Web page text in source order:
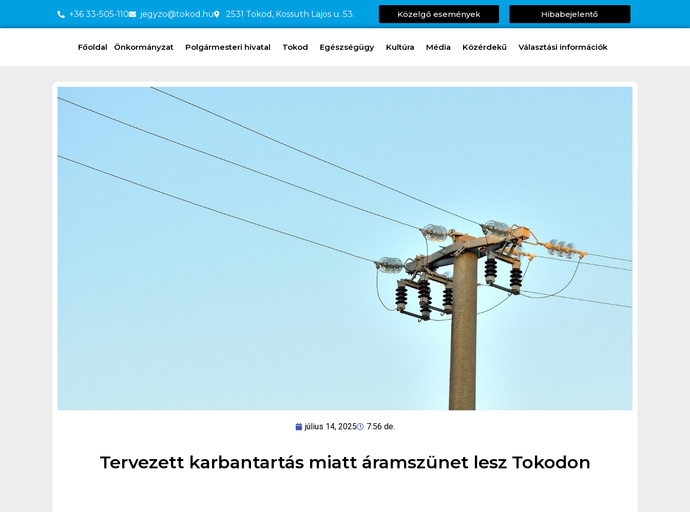
+36 33-505-110 jegyzo@tokod.hu 2531 Tokod, Kossuth Lajos u. 53. Közelgő események Hibabejelentő
Főoldal Önkormányzat Polgármesteri hivatal Tokod Egészségügy Kultúra Média Közérdekű Választási információk
július 14, 2025 7:56 de.
Tervezett karbantartás miatt áramszünet lesz Tokodon